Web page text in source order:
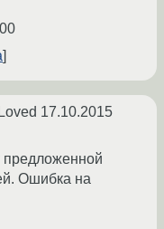
17.10.2015
Ошибка на